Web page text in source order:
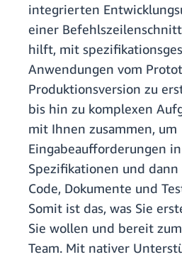
integrierten
einer
hilft, mit
Anwendungen vom
Produktionsversion zu
bis hin zu komplexen
mit Ihnen zusammen, um
Eingabeaufforderungen
Spezifikationen und
Code, Dokumente und
Somit ist das, was Sie
Sie wollen und bereit
Team. Mit nativer